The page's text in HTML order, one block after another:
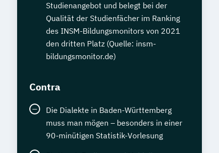
Studienangebot und belegt bei der
Qualität der Studienfächer im Ranking
des INSM-Bildungsmonitors von 2021
den dritten Platz (Quelle: insm-
bildungsmonitor.de)
Contra
Die Dialekte in Baden-Württemberg
muss man mögen – besonders in einer
90-minütigen Statistik-Vorlesung